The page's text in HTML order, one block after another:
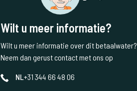
Wilt u meer informatie?
Wilt u meer informatie over dit betaalwater?
Neem dan gerust contact met ons op
NL+31 344 66 48 06